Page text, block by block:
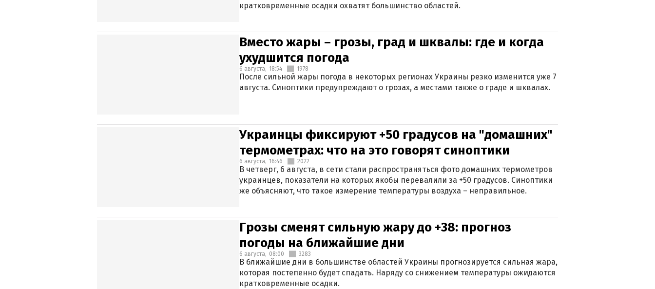
кратковременные осадки охватят большинство областей.
Вместо жары – грозы, град и шквалы: где и когда
ухудшится погода
6 августа, 18:54 1978
После сильной жары погода в некоторых регионах Украины резко изменится уже 7
августа. Синоптики предупреждают о грозах, а местами также о граде и шквалах.
Украинцы фиксируют +50 градусов на "домашних"
термометрах: что на это говорят синоптики
6 августа, 16:46 2022
В четверг, 6 августа, в сети стали распространяться фото домашних термометров
украинцев, показатели на которых якобы перевалили за +50 градусов. Синоптики
же объясняют, что такое измерение температуры воздуха – неправильное.
Грозы сменят сильную жару до +38: прогноз
погоды на ближайшие дни
6 августа, 08:00 3283
В ближайшие дни в большинстве областей Украины прогнозируется сильная жара,
которая постепенно будет спадать. Наряду со снижением температуры ожидаются
кратковременные осадки.